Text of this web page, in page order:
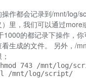
作都会记录到/mnt/log/
里，我们可以通过more
1000的都记录下操作，
生成的文件。 另外，/
743 /mnt/log/
ll /mnt/log/script/